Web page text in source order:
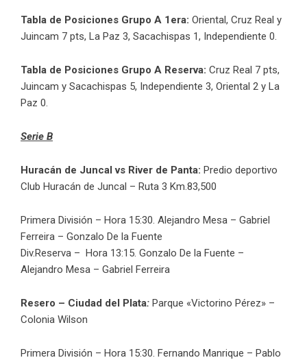
Tabla de Posiciones Grupo A 1era: Oriental, Cruz Real y
Juincam 7 pts, La Paz 3, Sacachispas 1, Independiente 0.
Tabla de Posiciones Grupo A Reserva: Cruz Real 7 pts,
Juincam y Sacachispas 5, Independiente 3, Oriental 2 y La
Paz 0.
Serie B
Huracán de Juncal vs River de Panta: Predio deportivo
Club Huracán de Juncal – Ruta 3 Km.83,500
Primera División – Hora 15:30. Alejandro Mesa – Gabriel
Ferreira – Gonzalo De la Fuente
Div.Reserva – Hora 13:15. Gonzalo De la Fuente –
Alejandro Mesa – Gabriel Ferreira
Resero – Ciudad del Plata: Parque «Victorino Pérez» –
Colonia Wilson
Primera División – Hora 15:30. Fernando Manrique – Pablo